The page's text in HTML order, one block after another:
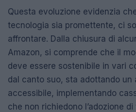
Questa evoluzione evidenzia
tecnologia sia promettente, ci
affrontare. Dalla chiusura di
Amazon, si comprende che il
deve essere sostenibile in vari
dal canto suo, sta adottando un
accessibile, implementando
che non richiedono l’adozione